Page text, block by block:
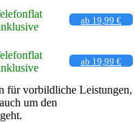
ab 19,99 €
ab 19,99 €
für vorbildliche Leistungen,
um den